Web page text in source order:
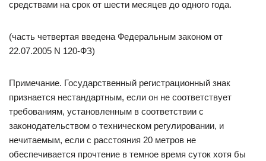
средствами на срок от шести месяцев до одного года.
(часть четвертая введена Федеральным законом от
22.07.2005 N 120-ФЗ)
Примечание. Государственный регистрационный знак
признается нестандартным, если он не соответствует
требованиям, установленным в соответствии с
законодательством о техническом регулировании, и
нечитаемым, если с расстояния 20 метров не
обеспечивается прочтение в темное время суток хотя бы